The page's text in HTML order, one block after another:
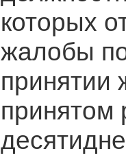
которых
жалобы
принятии
принятом